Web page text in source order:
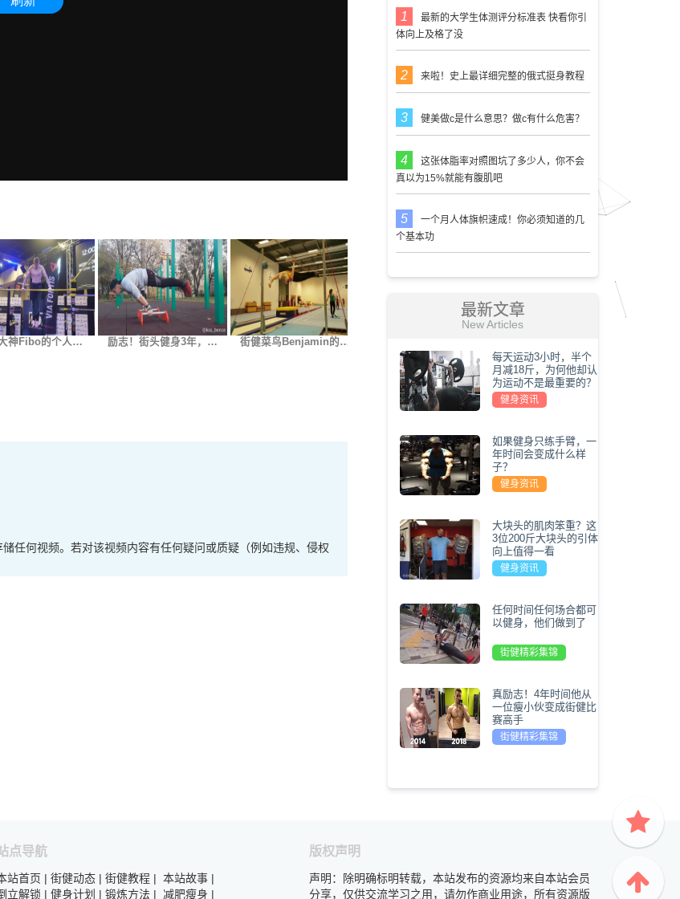
神Fibo的个人… 励志！街头健身3年，… 街健菜鸟Benjamin的…
任何视频。若对该视频内容有任何疑问或质疑（例如违规、侵权
最新的大学生体测评分标准表 快看你引
体向上及格了没
来啦！史上最详细完整的俄式挺身教程
健美做c是什么意思？做c有什么危害？
这张体脂率对照图坑了多少人，你不会
真以为15%就能有腹肌吧
一个月人体旗帜速成！你必须知道的几
个基本功
最新文章
New Articles
每天运动3小时，半个
月减18斤，为何他却认
为运动不是最重要的？
健身资讯
如果健身只练手臂，一
年时间会变成什么样
子？
健身资讯
大块头的肌肉笨重？这
3位200斤大块头的引体
向上值得一看
健身资讯
任何时间任何场合都可
以健身，他们做到了
街健精彩集锦
真励志！4年时间他从
一位瘦小伙变成街健比
赛高手
街健精彩集锦
点导航
站首页 | 街健动态 | 街健教程 | 本站故事 |
立解锁 | 健身计划 | 锻炼方法 | 减肥瘦身 |
版权声明
声明：除明确标明转载，本站发布的资源均来自本站会员
分享，仅供交流学习之用，请勿作商业用途，所有资源版